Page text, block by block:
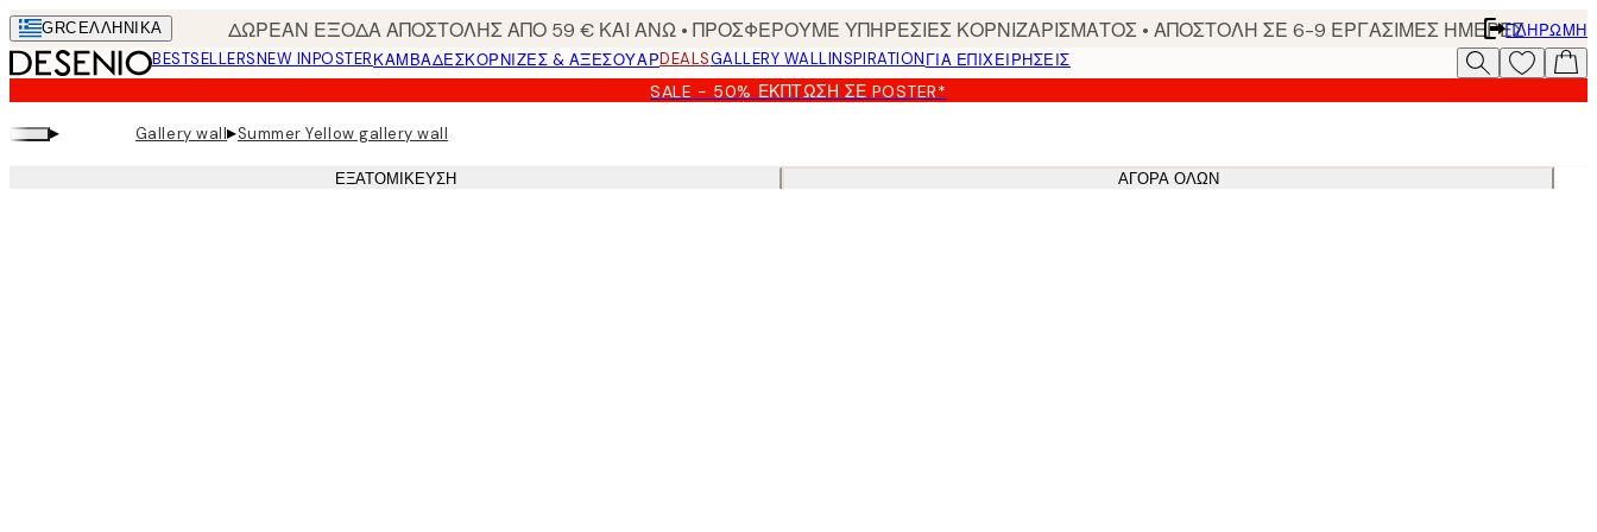
Skip
to
main
content.
GRC ΕΛΛΗΝΙΚΆ ΔΩΡΕΑΝ ΕΞΟΔΑ ΑΠΟΣΤΟΛΗΣ ΑΠΟ 59 € ΚΑΙ ΑΝΩ • ΠΡΟΣΦΕΡΟΥΜΕ ΥΠΗΡΕΣΙΕΣ ΚΟΡΝΙΖΑΡΙΣΜΑΤΟΣ • ΑΠΟΣΤΟΛΗ ΣΕ 6-9 ΕΡΓΑΣΙΜΕΣ ΗΜΕΡΕΣΠΛΗΡΩΜΉ
BESTSELLERSNEW INPOSTERΚΑΜΒΆΔΕΣΚΟΡΝΊΖΕΣ & ΑΞΕΣΟΥΆΡDEALSGALLERY WALLINSPIRATIONΓΙΑ ΕΠΙΧΕΙΡΗΣΕΙΣ
SALE - 50% ΈΚΠΤΩΣΗ ΣΕ POSTER*
▸ Gallery wall▸Summer Yellow gallery wall
ΕΞΑΤΟΜΊΚΕΥΣΗ ΑΓΟΡΆ ΌΛΩΝ